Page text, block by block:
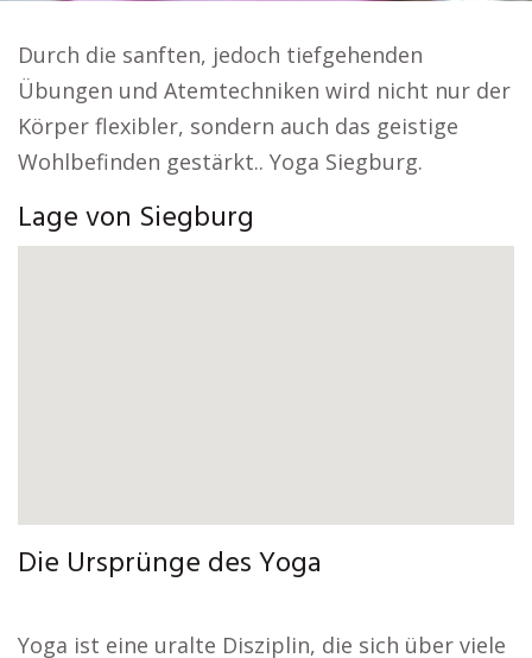
Durch die sanften, jedoch tiefgehenden
Übungen und Atemtechniken wird nicht nur der
Körper flexibler, sondern auch das geistige
Wohlbefinden gestärkt.. Yoga Siegburg.
Lage von Siegburg
Die Ursprünge des Yoga
Yoga ist eine uralte Disziplin, die sich über viele